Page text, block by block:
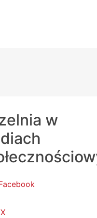
w
X